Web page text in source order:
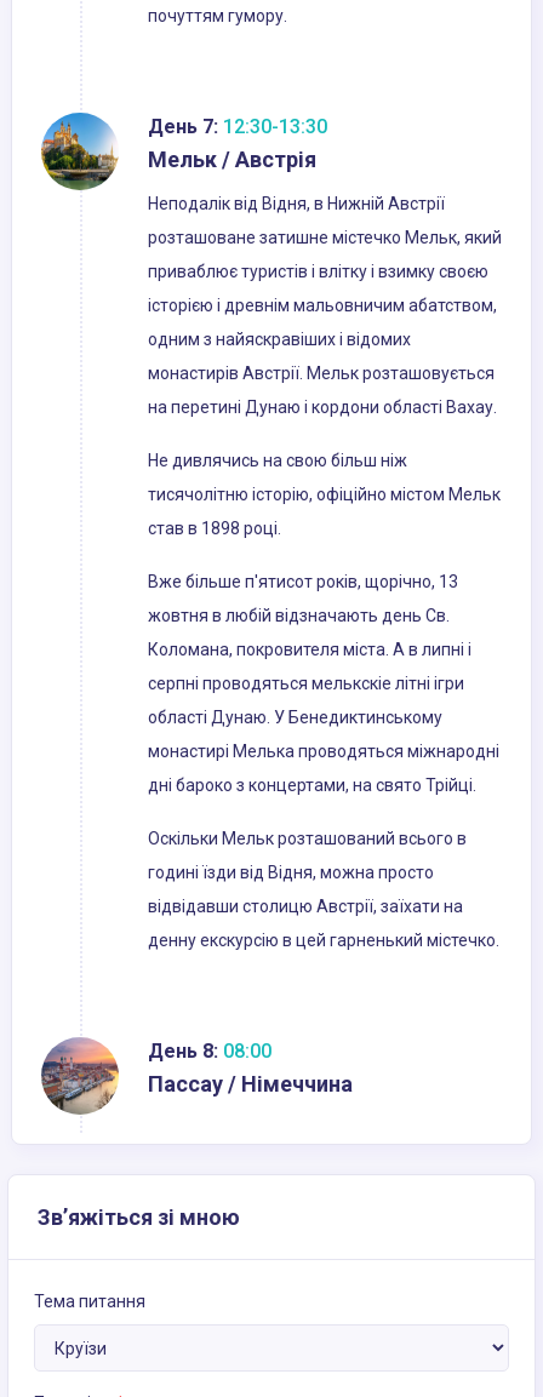
почуттям гумору.
День 7: 12:30-13:30
Мельк / Австрія
Неподалік від Відня, в Нижній Австрії
розташоване затишне містечко Мельк, який
приваблює туристів і влітку і взимку своєю
історією і древнім мальовничим абатством,
одним з найяскравіших і відомих
монастирів Австрії. Мельк розташовується
на перетині Дунаю і кордони області Вахау.
Не дивлячись на свою більш ніж
тисячолітню історію, офіційно містом Мельк
став в 1898 році.
Вже більше п'ятисот років, щорічно, 13
жовтня в любій відзначають день Св.
Коломана, покровителя міста. А в липні і
серпні проводяться мелькскіе літні ігри
області Дунаю. У Бенедиктинському
монастирі Мелька проводяться міжнародні
дні бароко з концертами, на свято Трійці.
Оскільки Мельк розташований всього в
годині їзди від Відня, можна просто
відвідавши столицю Австрії, заїхати на
денну екскурсію в цей гарненький містечко.
День 8: 08:00
Пассау / Німеччина
Зв’яжіться зі мною
Тема питання